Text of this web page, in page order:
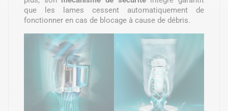
que les lames cessent automatiquement de
fonctionner en cas de blocage à cause de débris.